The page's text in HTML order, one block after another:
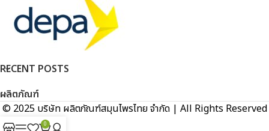
RECENT POSTS
ผลิตภัณฑ์
© 2025 บริษัท ผลิตภัณฑ์สมุนไพรไทย จำกัด | All Rights Reserved
0